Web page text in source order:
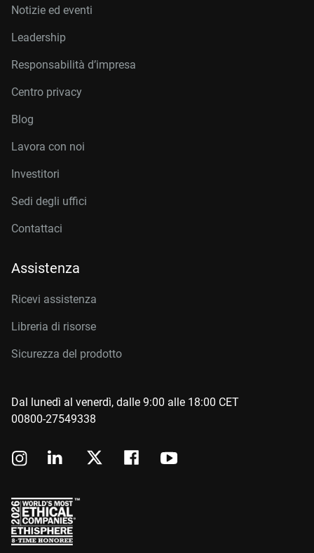
Notizie ed eventi
Leadership
Responsabilità d’impresa
Centro privacy
Blog
Lavora con noi
Investitori
Sedi degli uffici
Contattaci
Assistenza
Ricevi assistenza
Libreria di risorse
Sicurezza del prodotto
Dal lunedì al venerdì, dalle 9:00 alle 18:00 CET
00800-27549338